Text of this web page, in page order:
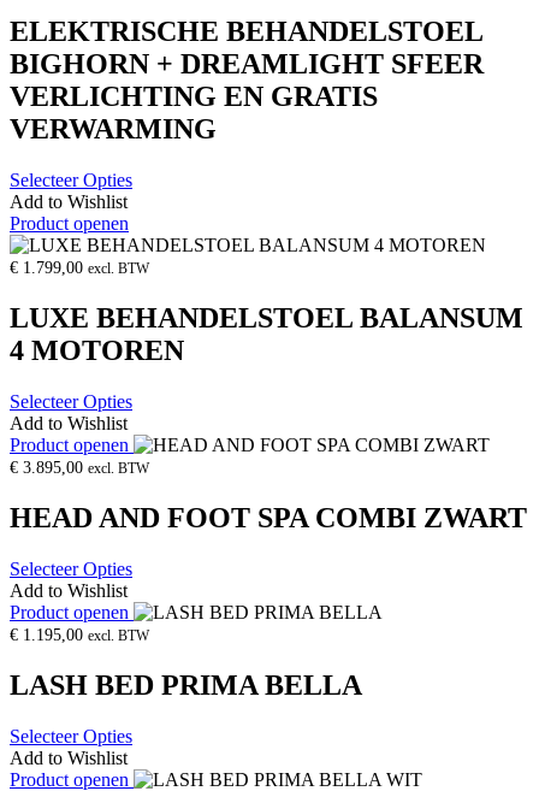
ELEKTRISCHE BEHANDELSTOEL
BIGHORN + DREAMLIGHT SFEER
VERLICHTING EN GRATIS
VERWARMING
Selecteer Opties
Add to Wishlist
Product openen
€ 1.799,00 excl. BTW
LUXE BEHANDELSTOEL BALANSUM
4 MOTOREN
Selecteer Opties
Add to Wishlist
Product openen
€ 3.895,00 excl. BTW
HEAD AND FOOT SPA COMBI ZWART
Selecteer Opties
Add to Wishlist
Product openen
€ 1.195,00 excl. BTW
LASH BED PRIMA BELLA
Selecteer Opties
Add to Wishlist
Product openen